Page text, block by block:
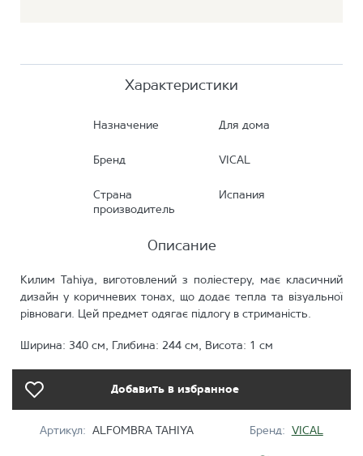
Характеристики
Назначение Для дома
Бренд VICAL
Страна
производитель
Испания
Описание
Килим Tahiya, виготовлений з поліестеру, має класичний
дизайн у коричневих тонах, що додає тепла та візуальної
рівноваги. Цей предмет одягає підлогу в стриманість.
Ширина: 340 см, Глибина: 244 см, Висота: 1 см
Добавить в избранное
Артикул: ALFOMBRA TAHIYA Бренд: VICAL